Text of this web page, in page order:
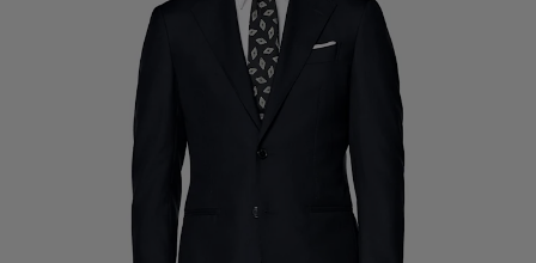
Pantalons de smoking sur mesure
Chemises de smoking sur mesure
Comment ça marche